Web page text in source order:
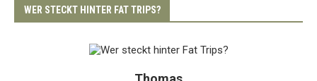
WER STECKT HINTER FAT TRIPS?